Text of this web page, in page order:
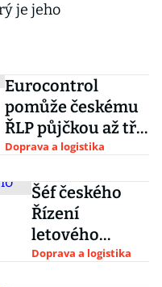
je jeho
Eurocontrol
pomůže českému
ŘLP půjčkou až tři
čtvrtě miliardy
Doprava a logistika
Šéf českého
Řízení
letového
provozu Klas
Doprava a logistika